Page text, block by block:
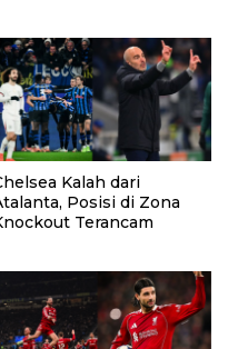
Kalah dari
Posisi di Zona
Terancam